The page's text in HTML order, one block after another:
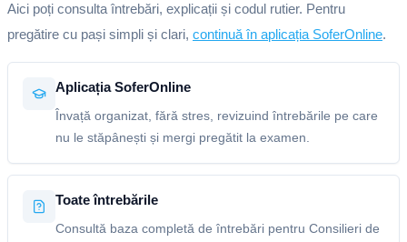
Aici poți consulta întrebări, explicații și codul rutier. Pentru
pregătire cu pași simpli și clari, continuă în aplicația SoferOnline.
Aplicația SoferOnline
Învață organizat, fără stres, revizuind întrebările pe care
nu le stăpânești și mergi pregătit la examen.
Toate întrebările
Consultă baza completă de întrebări pentru Consilieri de